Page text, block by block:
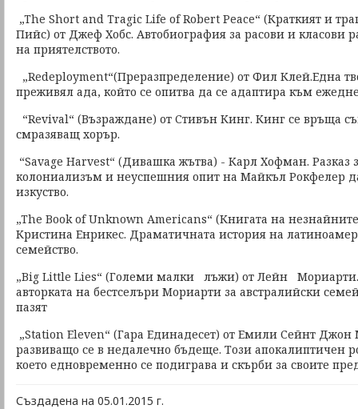
„The Short and Tragic Life of Robert Peace“ (Краткият и
Пийс) от Джеф Хобс. Автобиография за расови и класови
на приятелството.
„Redeployment“(Преразпределение) от Фил Клей.Една
преживял ада, който се опитва да се адаптира към
“Revival“ (Възраждане) от Стивън Кинг. Кинг се връща
смразяващ хорър.
“Savage Harvest“ (Дивашка жътва) - Карл Хофман. Разказ
колониализъм и неуспешния опит на Майкъл Рокфелер
изкуство.
„The Book of Unknown Americans“ (Книгата на
Кристина Енрикес. Драматичната история на
семейство.
„Big Little Lies“ (Големи малки лъжи) от Лейн
авторката на бестселъри Мориарти за австралийски
пазят
„Station Eleven“ (Гара Единадесет) от Емили Сейнт
развиващо се в недалечно бъдеще. Този апокалиптичен
което едновременно се подиграва и скърби за своите
Създадена на 05.01.2015 г.